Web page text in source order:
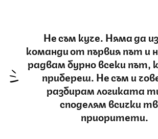
Не съм куче. Няма да
команди от първия път и
радвам бурно всеки път,
прибереш. Не съм и
разбирам логиката
споделям всички
приоритети.